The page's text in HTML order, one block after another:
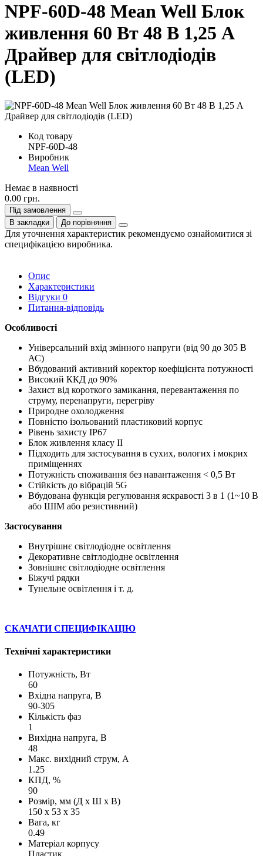
NPF-60D-48 Mean Well Блок
живлення 60 Вт 48 В 1,25 А
Драйвер для світлодіодів
(LED)
Код товару
NPF-60D-48
Виробник
Mean Well
Немає в наявності
0.00 грн.
Під замовлення
В закладки
До порівняння
Для уточнення характеристик рекомендуємо ознайомитися зі
специфікацією виробника.
Опис
Характеристики
Відгуки 0
Питання-відповідь
Особливості
Універсальний вхід змінного напруги (від 90 до 305 В
АС)
Вбудований активний коректор коефіцієнта потужності
Високий ККД до 90%
Захист від короткого замикання, перевантаження по
струму, перенапруги, перегріву
Природне охолодження
Повністю ізольований пластиковий корпус
Рівень захисту IP67
Блок живлення класу ІІ
Підходить для застосування в сухих, вологих і мокрих
приміщеннях
Потужність споживання без навантаження < 0,5 Вт
Стійкість до вібрацій 5G
Вбудована функція регулювання яскравості 3 в 1 (1~10 В
або ШІМ або резистивний)
Застосування
Внутрішнє світлодіодне освітлення
Декоративне світлодіодне освітлення
Зовнішнє світлодіодне освітлення
Біжучі рядки
Тунельне освітлення і т. д.
СКАЧАТИ СПЕЦИФІКАЦІЮ
Технічні характеристики
Потужність, Вт
60
Вхідна напруга, В
90-305
Кількість фаз
1
Вихідна напруга, В
48
Макс. вихідний струм, А
1.25
КПД, %
90
Розмір, мм (Д х Ш х В)
150 х 53 х 35
Вага, кг
0.49
Матеріал корпусу